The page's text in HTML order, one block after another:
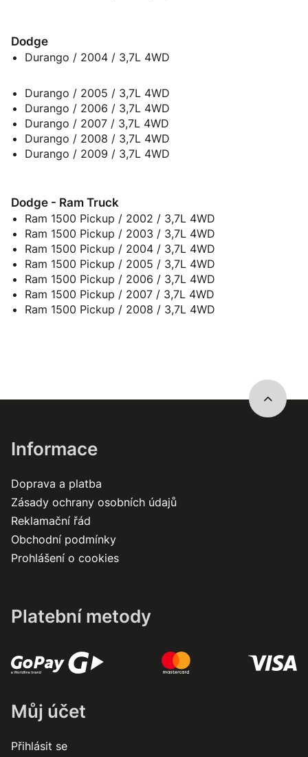
Dodge
Durango / 2004 / 3,7L 4WD
Durango / 2005 / 3,7L 4WD
Durango / 2006 / 3,7L 4WD
Durango / 2007 / 3,7L 4WD
Durango / 2008 / 3,7L 4WD
Durango / 2009 / 3,7L 4WD
Dodge - Ram Truck
Ram 1500 Pickup / 2002 / 3,7L 4WD
Ram 1500 Pickup / 2003 / 3,7L 4WD
Ram 1500 Pickup / 2004 / 3,7L 4WD
Ram 1500 Pickup / 2005 / 3,7L 4WD
Ram 1500 Pickup / 2006 / 3,7L 4WD
Ram 1500 Pickup / 2007 / 3,7L 4WD
Ram 1500 Pickup / 2008 / 3,7L 4WD
Informace
Doprava a platba
Zásady ochrany osobních údajů
Reklamační řád
Obchodní podmínky
Prohlášení o cookies
Platební metody
Můj účet
Přihlásit se